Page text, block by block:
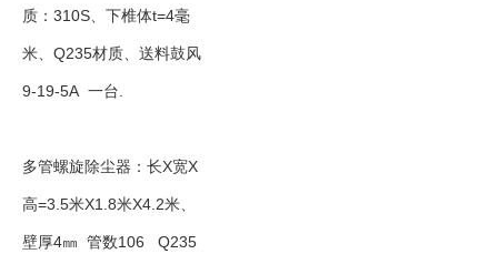
质：310S、下椎体t=4毫
米、Q235材质、送料鼓风
9-19-5A 一台.
多管螺旋除尘器：长X宽X
高=3.5米X1.8米X4.2米、
壁厚4㎜ 管数106 Q235